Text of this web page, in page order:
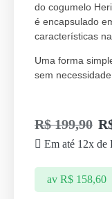
do cogumelo
é encapsulado
características
Uma forma
sem
R$199,90
Em até 12x de
av R$158,60